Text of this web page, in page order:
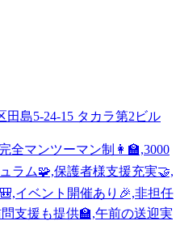
田島5-24-15 タカラ第2ビル
全マンツーマン制👩‍🏫,3000
ラム🧩,保護者様支援充実🤝,
イベント開催あり🎉,非担任
支援も提供🏫,午前の送迎実